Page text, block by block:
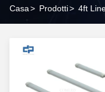
Casa> Prodotti> 4ft